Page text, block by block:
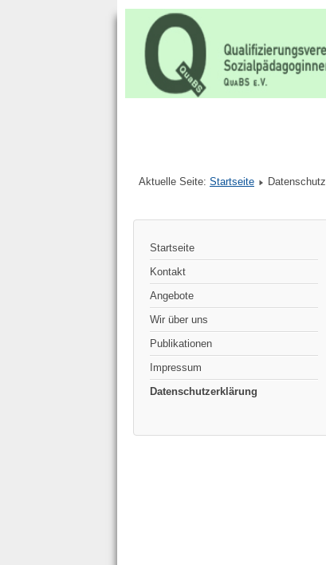
Aktuelle Seite: Startseite
Startseite
Kontakt
Angebote
Wir über uns
Publikationen
Impressum
Datenschutzerklärung